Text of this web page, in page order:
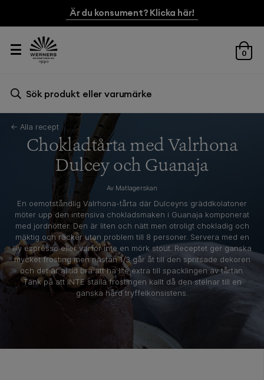
Är du konsument? Klicka här!
0
Sök
← Alla recept
Chokladtårta med Valrhona
Dulcey och Guanaja
Av Matlagerskan
En oemotståndlig Valrhona-tårta där Dulceyns gräddkolatoner
möter upp den intensiva chokladsmaken i Guanaja komponerat
med jordnötter. Den är liten och nätt men otroligt chokladig och
mäktig och räcker utan problem till 8 personer. Servera med en
illy espresso eller varför inte en mörk stout. Receptet ger ganska
mycket frosting men nästan 1/3 går åt till den spritsade dekoren
och det är alltid bra att ha lite extra till spacklingen av tårtan.
Tänk på att INTE ställa frostingen kallt då den stelnar till en
ganska hård tryffelkonsistens.